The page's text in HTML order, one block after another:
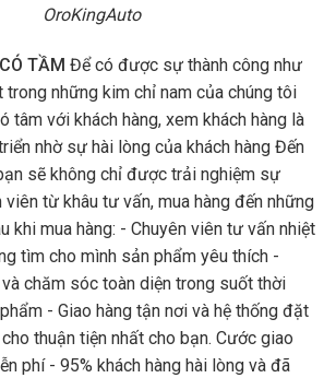
OroKingAuto
TẦM Để có được sự thành công như
trong những kim chỉ nam của chúng tôi
tâm với khách hàng, xem khách hàng là
nhờ sự hài lòng của khách hàng Đến
sẽ không chỉ được trải nghiệm sự
viên từ khâu tư vấn, mua hàng đến những
khi mua hàng: - Chuyên viên tư vấn nhiệt
tìm cho mình sản phẩm yêu thích -
chăm sóc toàn diện trong suốt thời
- Giao hàng tận nơi và hệ thống đặt
thuận tiện nhất cho bạn. Cước giao
phí - 95% khách hàng hài lòng và đã